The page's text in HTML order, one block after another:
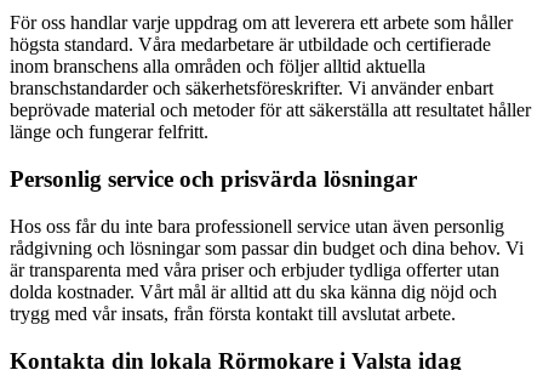
För oss handlar varje uppdrag om att leverera ett arbete som håller
högsta standard. Våra medarbetare är utbildade och certifierade
inom branschens alla områden och följer alltid aktuella
branschstandarder och säkerhetsföreskrifter. Vi använder enbart
beprövade material och metoder för att säkerställa att resultatet håller
länge och fungerar felfritt.
Personlig service och prisvärda lösningar
Hos oss får du inte bara professionell service utan även personlig
rådgivning och lösningar som passar din budget och dina behov. Vi
är transparenta med våra priser och erbjuder tydliga offerter utan
dolda kostnader. Vårt mål är alltid att du ska känna dig nöjd och
trygg med vår insats, från första kontakt till avslutat arbete.
Kontakta din lokala Rörmokare i Valsta idag